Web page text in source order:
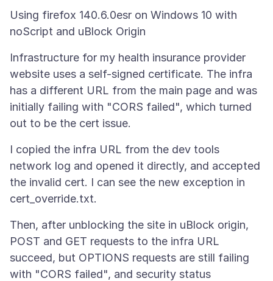
Using firefox 140.6.0esr on Windows 10 with
Infrastructure for my health insurance provider
website uses a self-signed certificate. The infra
has a different URL from the main page and was
initially failing with "CORS failed", which turned
I copied the infra URL from the dev tools
network log and opened it directly, and accepted
the invalid cert. I can see the new exception in
Then, after unblocking the site in uBlock origin,
POST and GET requests to the infra URL
succeed, but OPTIONS requests are still failing
with "CORS failed", and security status